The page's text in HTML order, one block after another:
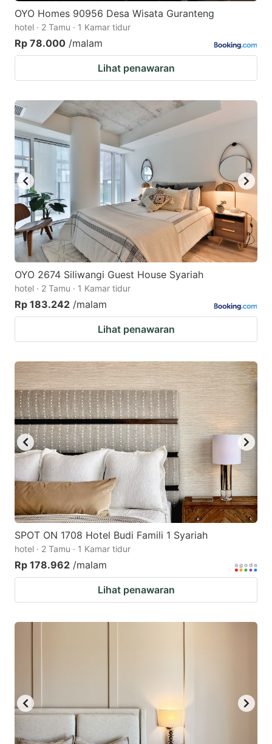
OYO Homes 90956 Desa Wisata Guranteng
hotel · 2 Tamu · 1 Kamar tidur
Rp 78.000 /malam
Lihat penawaran
OYO 2674 Siliwangi Guest House Syariah
hotel · 2 Tamu · 1 Kamar tidur
Rp 183.242 /malam
Lihat penawaran
SPOT ON 1708 Hotel Budi Famili 1 Syariah
hotel · 2 Tamu · 1 Kamar tidur
Rp 178.962 /malam
Lihat penawaran